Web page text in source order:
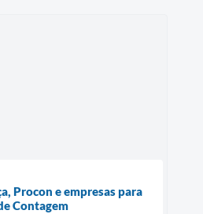
Procon e empresas para
Contagem